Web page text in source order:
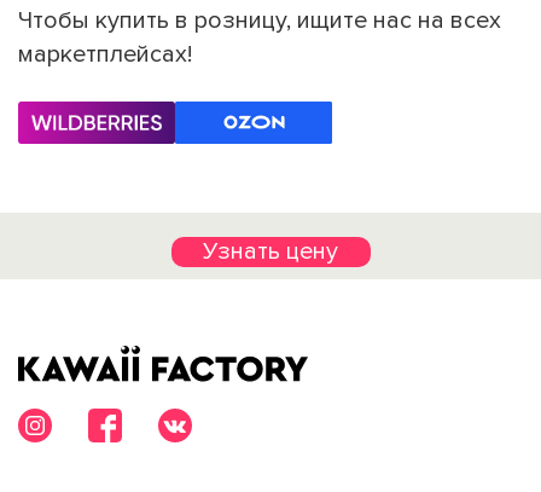
Чтобы купить в розницу, ищите нас на всех
маркетплейсах!
Узнать цену